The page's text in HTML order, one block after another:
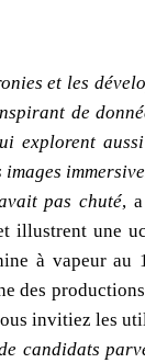
et les
de
explorent
pas chuté,
illustrent une
à vapeur au
des
invitiez les
candidats